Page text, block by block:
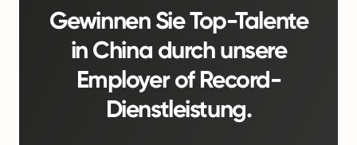
Gewinnen Sie Top-Talente
in China durch unsere
Employer of Record-
Dienstleistung.